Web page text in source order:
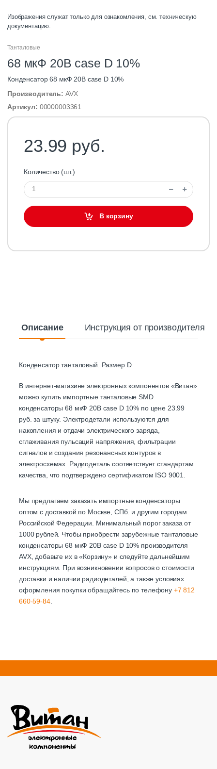
Изображения служат только для ознакомления, см. техническую
документацию.
Танталовые
68 мкФ 20В case D 10%
Конденсатор 68 мкФ 20В case D 10%
Производитель: AVX
Артикул: 00000003361
23.99 руб.
Количество (шт.)
В корзину
Описание Инструкция от производителя
Конденсатор танталовый. Размер D
В интернет-магазине электронных компонентов «Витан»
можно купить импортные танталовые SMD
конденсаторы 68 мкФ 20В case D 10% по цене 23.99
руб. за штуку. Электродетали используются для
накопления и отдачи электрического заряда,
сглаживания пульсаций напряжения, фильтрации
сигналов и создания резонансных контуров в
электросхемах. Радиодеталь соответствует стандартам
качества, что подтверждено сертификатом ISO 9001.
Мы предлагаем заказать импортные конденсаторы
оптом с доставкой по Москве, СПб. и другим городам
Российской Федерации. Минимальный порог заказа от
1000 рублей. Чтобы приобрести зарубежные танталовые
конденсаторы 68 мкФ 20В case D 10% производителя
AVX, добавьте их в «Корзину» и следуйте дальнейшим
инструкциям. При возникновении вопросов о стоимости
доставки и наличии радиодеталей, а также условиях
оформления покупки обращайтесь по телефону +7 812
660-59-84.